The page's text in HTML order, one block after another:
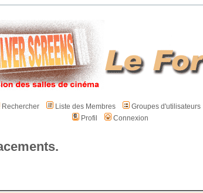
Rechercher Liste des Membres Groupes d'utilisateurs
Profil
Connexion